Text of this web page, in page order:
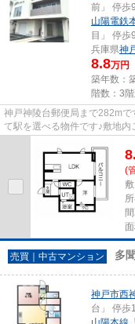
前」 停歩
山陽電鉄
目」 停歩
兵庫県神
8.8万円
築年数：
階数：3
神戸神陵台郵便局まで282m
て駅を選べる物件です♪敷地
(
売買｜中古マンション 多
神戸市西
台」 停歩